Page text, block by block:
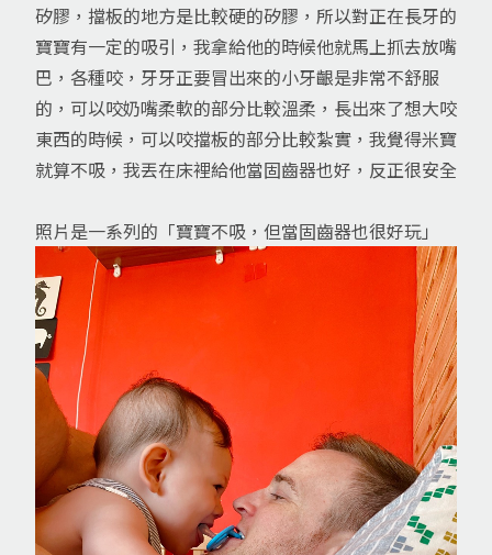
矽膠，擋板的地方是比較硬的矽膠，所以對正在長牙的
寶寶有一定的吸引，我拿給他的時候他就馬上抓去放嘴
巴，各種咬，牙牙正要冒出來的小牙齦是非常不舒服
的，可以咬奶嘴柔軟的部分比較溫柔，長出來了想大咬
東西的時候，可以咬擋板的部分比較紮實，我覺得米寶
就算不吸，我丟在床裡給他當固齒器也好，反正很安全
照片是一系列的「寶寶不吸，但當固齒器也很好玩」